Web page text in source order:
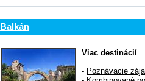
Balkán
Viac destinácií
- Poznávacie